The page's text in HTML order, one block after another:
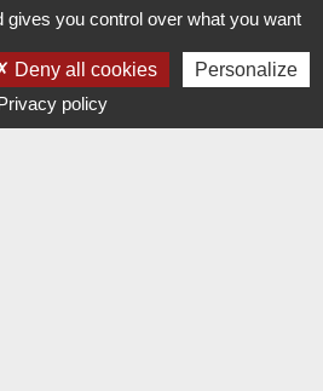
you control over what you want
Deny all cookies
Personalize
policy